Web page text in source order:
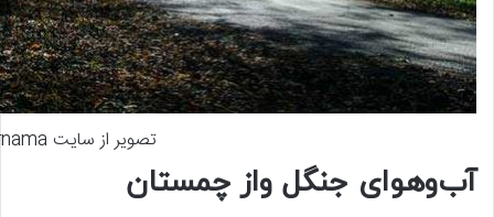
تصویر از سایت khazarnama
آب‌وهوای جنگل واز چمستان